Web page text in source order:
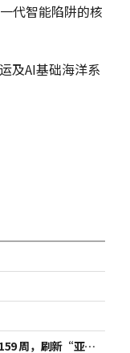
代智能陷阱的核
及AI基础海洋系
周，刷新“亚洲